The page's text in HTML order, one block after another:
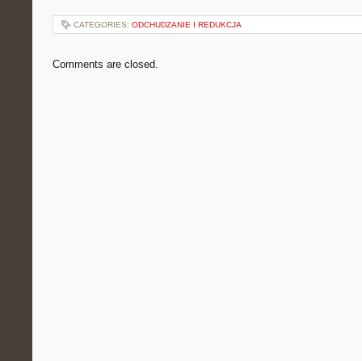
CATEGORIES: ODCHUDZANIE I REDUKCJA
Comments are closed.